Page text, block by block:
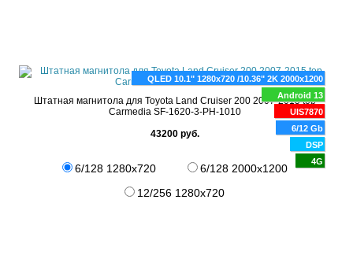
QLED 10.1" 1280x720 /10.36" 2K 2000x1200
Android 13
UIS7870
6/12 Gb
DSP
4G
Штатная магнитола для Toyota Land Cruiser 200 2007-2015 top
Carmedia SF-1620-3-PH-1010
43200 руб.
6/128 1280x720
6/128 2000x1200
12/256 1280x720